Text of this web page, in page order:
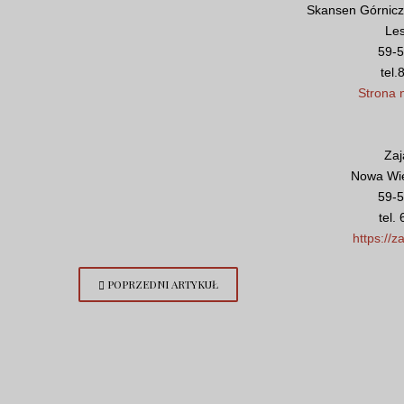
Skansen
59-
Strona
Nowa
59-
tel.
https://
POPRZEDNI ARTYKUŁ